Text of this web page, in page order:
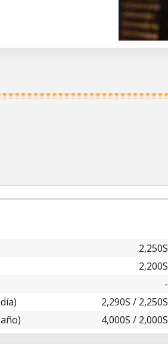
2,250S
2,200S
-
2,290S / 2,250S
4,000S / 2,000S